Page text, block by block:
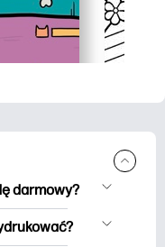
darmowy?